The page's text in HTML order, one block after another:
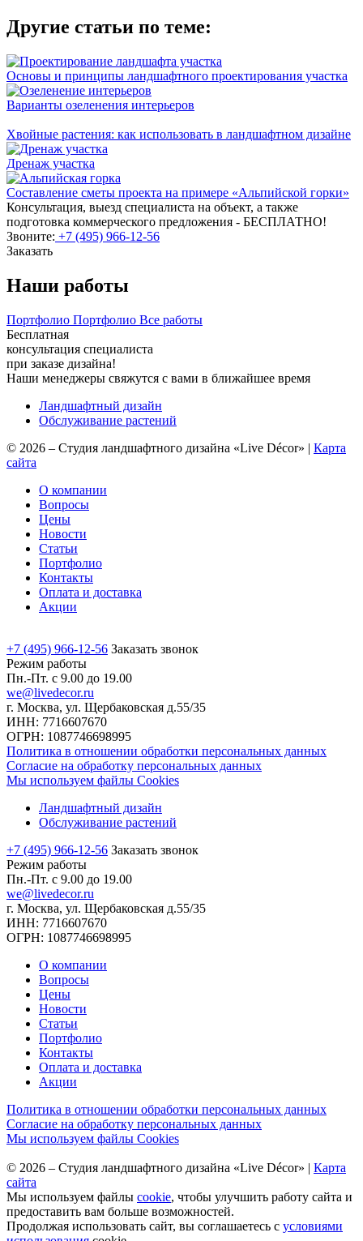
Другие статьи по теме:
Основы и принципы ландшафтного проектирования участка
Варианты озеленения интерьеров
Хвойные растения: как использовать в ландшафтном дизайне
Дренаж участка
Составление сметы проекта на примере «Альпийской горки»
Консультация, выезд специалиста на объект, а также
подготовка коммерческого предложения - БЕСПЛАТНО!
Звоните: +7 (495) 966-12-56
Заказать
Наши работы
Портфолио Портфолио Все работы
Бесплатная
консультация специалиста
при заказе дизайна!
Наши менеджеры свяжутся с вами в ближайшее время
Ландшафтный дизайн
Обслуживание растений
© 2026 – Студия ландшафтного дизайна «Live Décor» | Карта
сайта
О компании
Вопросы
Цены
Новости
Статьи
Портфолио
Контакты
Оплата и доставка
Акции
+7 (495) 966-12-56 Заказать звонок
Режим работы
Пн.-Пт. с 9.00 до 19.00
we@livedecor.ru
г. Москва, ул. Щербаковская д.55/35
ИНН: 7716607670
ОГРН: 1087746698995
Политика в отношении обработки персональных данных
Согласие на обработку персональных данных
Мы используем файлы Cookies
Ландшафтный дизайн
Обслуживание растений
+7 (495) 966-12-56 Заказать звонок
Режим работы
Пн.-Пт. с 9.00 до 19.00
we@livedecor.ru
г. Москва, ул. Щербаковская д.55/35
ИНН: 7716607670
ОГРН: 1087746698995
О компании
Вопросы
Цены
Новости
Статьи
Портфолио
Контакты
Оплата и доставка
Акции
Политика в отношении обработки персональных данных
Согласие на обработку персональных данных
Мы используем файлы Cookies
© 2026 – Студия ландшафтного дизайна «Live Décor» | Карта
сайта
Мы используем файлы cookie, чтобы улучшить работу сайта и
предоставить вам больше возможностей.
Продолжая использовать сайт, вы соглашаетесь с условиями